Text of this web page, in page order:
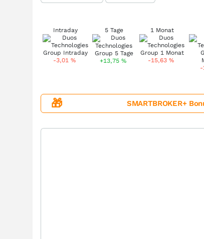
Intraday
-3,01%
5 Tage
+13,75 %
1 Monat
-15,63%
-
🎁 SMARTBROKER+